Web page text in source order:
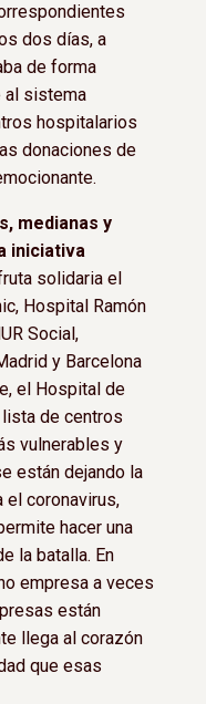
dos días, a
de forma
al sistema
hospitalarios
donaciones de
medianas y
iniciativa
solidaria el
Hospital Ramón
Social,
y Barcelona
el Hospital de
de centros
vulnerables y
están dejando la
el coronavirus,
hacer una
la batalla. En
empresa a veces
están
llega al corazón
que esas